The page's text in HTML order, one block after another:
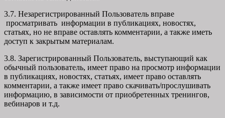
3.7. Незарегистрированный Пользователь вправе
просматривать информации в публикациях, новостях,
статьях, но не вправе оставлять комментарии, а также иметь
доступ к закрытым материалам.
3.8. Зарегистрированный Пользователь, выступающий как
обычный пользователь, имеет право на просмотр информации
в публикациях, новостях, статьях, имеет право оставлять
комментарии, а также имеет право скачивать/прослушивать
информацию, в зависимости от приобретенных тренингов,
вебинаров и т.д.